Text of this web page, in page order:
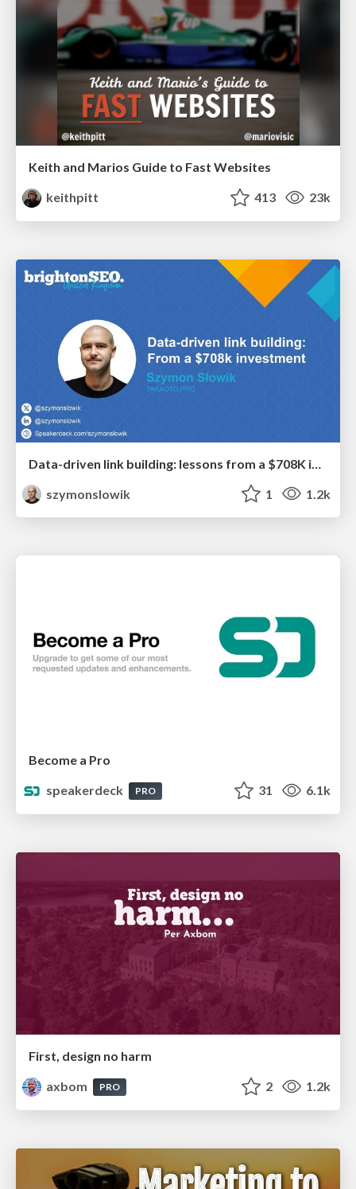
Keith and Marios Guide to Fast Websites
keithpitt
413 23k
szymonslowik
1 1.2k
Become a Pro
speakerdeck
PRO 31 6.1k
First, design no harm
axbom
PRO 2 1.2k